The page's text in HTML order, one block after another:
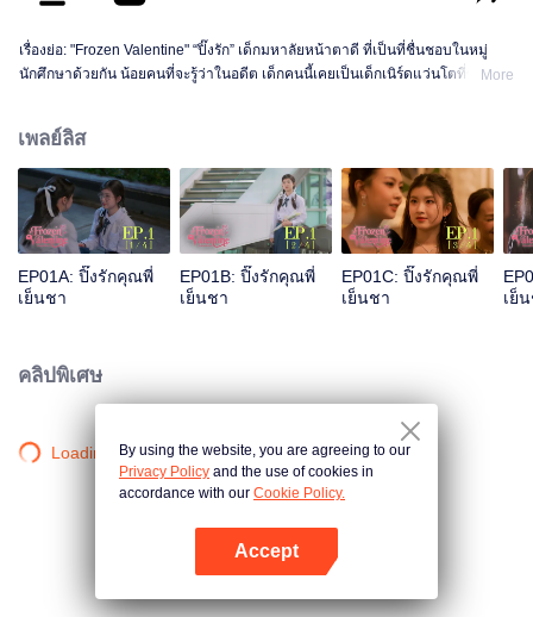
เรื่องย่อ: "Frozen Valentine" “ปิ๊งรัก” เด็กมหาลัยหน้าตาดี ที่เป็นที่ชื่นชอบในหมู่
นักศึกษาด้วยกัน น้อยคนที่จะรู้ว่าในอดีต เด็กคนนี้เคยเป็นเด็กเนิร์ดแว่นโตที่ขี้อาย
แว่นที่เคยเดินตามต้อยๆ ถ้ารู้ว่าเด็กหน้าสวยคนนี้ เคยแอบชอบตัวเองมาก่อนจะเป็น
ยังไง
More
เพลย์ลิส
EP01A: ปิ๊งรักคุณพี่
เย็นชา
EP01B: ปิ๊งรักคุณพี่
เย็นชา
EP01C: ปิ๊งรักคุณพี่
เย็นชา
เย็
คลิปพิเศษ
Loading…By using the website, you are agreeing to our
Privacy Policy and the use of cookies in
accordance with our Cookie Policy.
Accept